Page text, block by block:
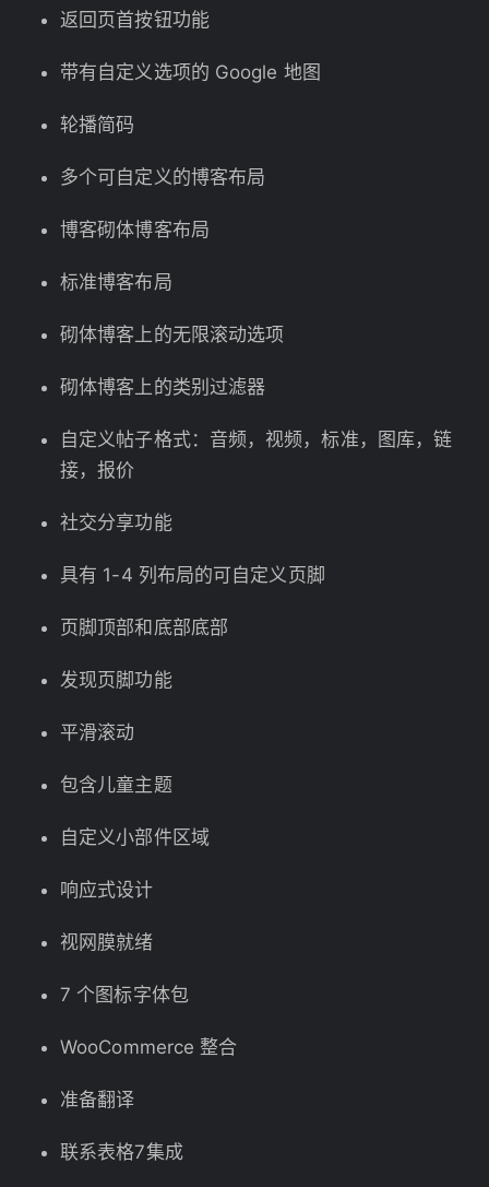
返回页首按钮功能
带有自定义选项的 Google 地图
轮播简码
多个可自定义的博客布局
博客砌体博客布局
标准博客布局
砌体博客上的无限滚动选项
砌体博客上的类别过滤器
自定义帖子格式：音频，视频，标准，图库，链
接，报价
社交分享功能
具有 1-4 列布局的可自定义页脚
页脚顶部和底部底部
发现页脚功能
平滑滚动
包含儿童主题
自定义小部件区域
响应式设计
视网膜就绪
7 个图标字体包
WooCommerce 整合
准备翻译
联系表格7集成